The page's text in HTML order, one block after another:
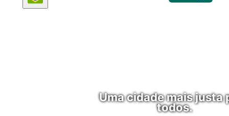
Uma cidade mais justa
todos.